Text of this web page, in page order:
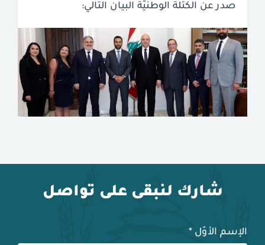
صدر عن الكتلة الوطنيّة البيان التالي:
شارك لنبقى على تواصل
الإسم الأوّل *